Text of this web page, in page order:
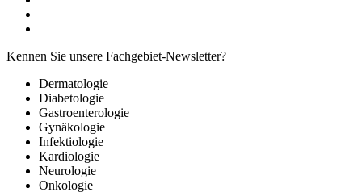
Kennen Sie unsere Fachgebiet-Newsletter?
Dermatologie
Diabetologie
Gastroenterologie
Gynäkologie
Infektiologie
Kardiologie
Neurologie
Onkologie